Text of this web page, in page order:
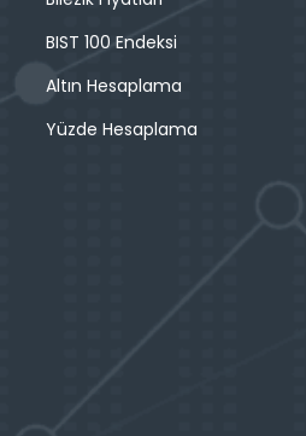
BIST 100 Endeksi
Altın Hesaplama
Yüzde Hesaplama